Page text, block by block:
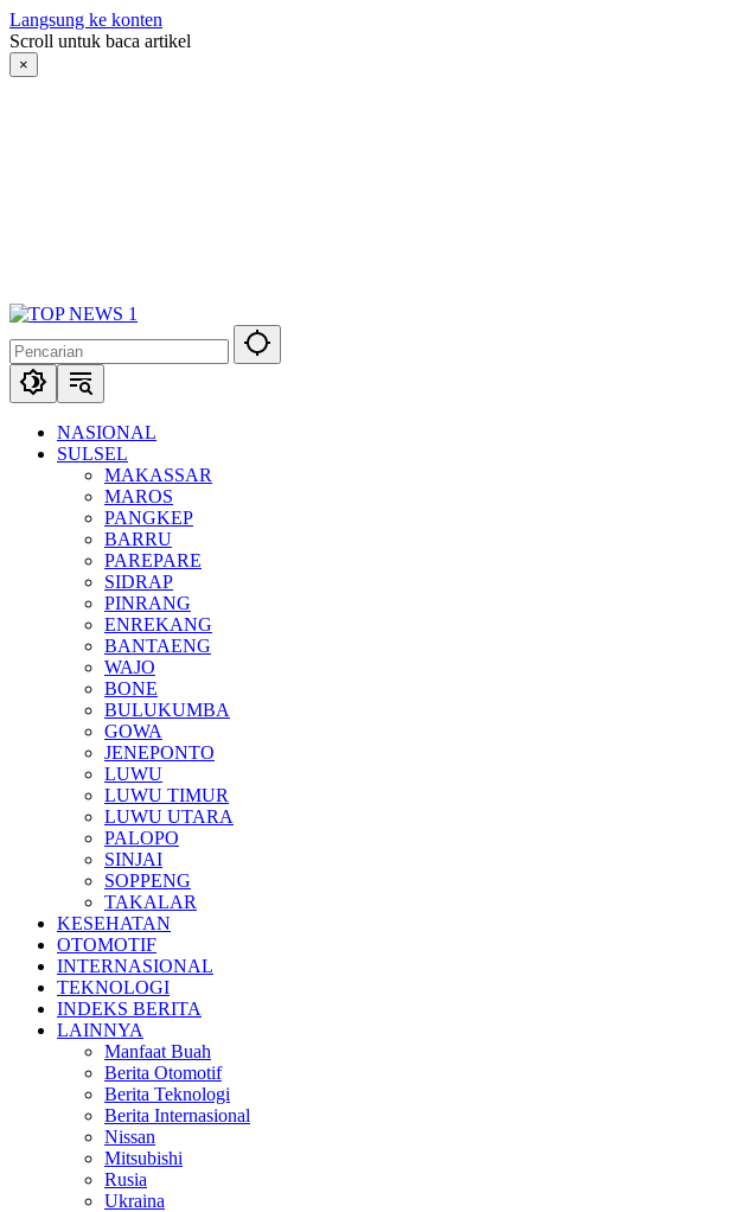
Langsung ke konten
Scroll untuk baca artikel
×
NASIONAL
SULSEL
MAKASSAR
MAROS
PANGKEP
BARRU
PAREPARE
SIDRAP
PINRANG
ENREKANG
BANTAENG
WAJO
BONE
BULUKUMBA
GOWA
JENEPONTO
LUWU
LUWU TIMUR
LUWU UTARA
PALOPO
SINJAI
SOPPENG
TAKALAR
KESEHATAN
OTOMOTIF
INTERNASIONAL
TEKNOLOGI
INDEKS BERITA
LAINNYA
Manfaat Buah
Berita Otomotif
Berita Teknologi
Berita Internasional
Nissan
Mitsubishi
Rusia
Ukraina